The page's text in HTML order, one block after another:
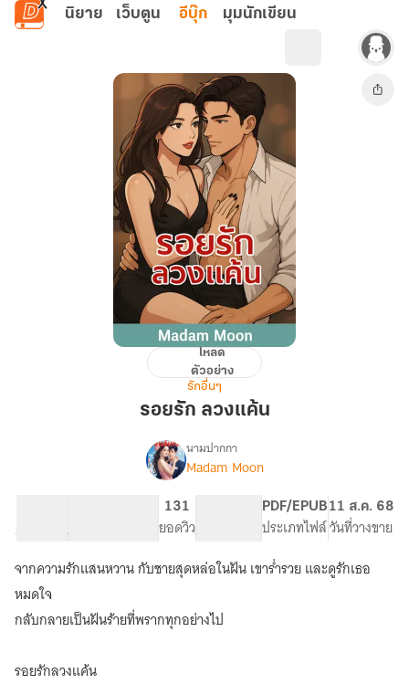
ข้ามไปยังเนื้อหาหลัก
นิยาย เว็บตูน อีบุ๊ก มุมนักเขียน
โหลด
ตัวอย่าง
รักอื่นๆ
รอยรัก ลวงแค้น
เรื่อง
นามปากกา
Madam Moon
จำนวนคำ จำนวนหน้า (A5)
131
ยอดวิวระดับเนื้อหา
PDF/EPUB
ประเภทไฟล์
11 ส.ค. 68
วันที่วางขาย
จากความรักแสนหวาน กับชายสุดหล่อในฝัน เขาร่ำรวย และดูรักเธอ
หมดใจ
กลับกลายเป็นฝันร้ายที่พรากทุกอย่างไป
รอยรักลวงแค้น